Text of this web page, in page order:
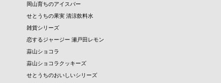
岡山育ちのアイスバー
せとうちの果実 清涼飲料水
雑貨シリーズ
恋するジャージー 瀬戸田レモン
蒜山ショコラ
蒜山ショコラクッキーズ
せとうちのおいしいシリーズ